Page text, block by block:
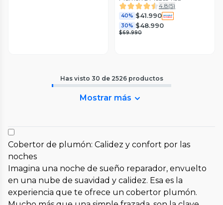
4.8(5)
40% $41.990
30% $48.990
$69.990
Has visto 30 de 2526 productos
Mostrar más
Cobertor de plumón: Calidez y confort por las
noches
Imagina una noche de sueño reparador, envuelto
en una nube de suavidad y calidez. Esa es la
experiencia que te ofrece un cobertor plumón.